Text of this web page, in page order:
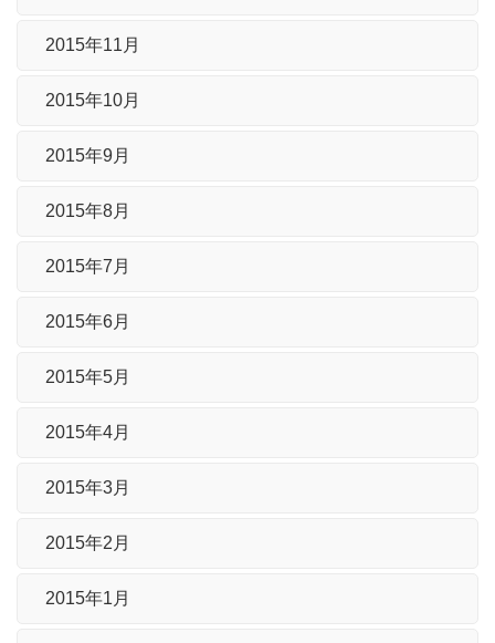
2015年11月
2015年10月
2015年9月
2015年8月
2015年7月
2015年6月
2015年5月
2015年4月
2015年3月
2015年2月
2015年1月